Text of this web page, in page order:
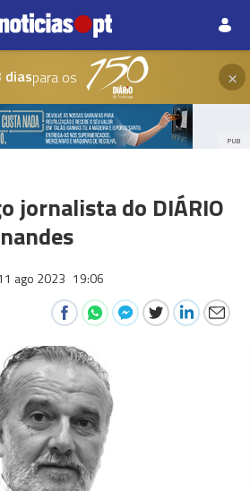
diaspara os ×
PUB
jornalista do DIÁRIO
ago 2023 19:06